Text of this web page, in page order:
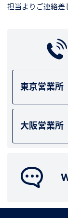
担当よりご連絡差
東京営業所
大阪営業所